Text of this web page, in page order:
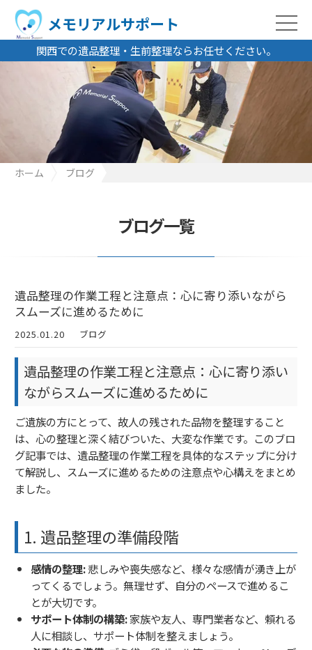
関西での遺品整理・生前整理ならお任せください。
メモリアルサポート
ホーム
ブログ
ブログ一覧
遺品整理の作業工程と注意点：心に寄り添いながら
スムーズに進めるために
2025.01.20 ブログ
遺品整理の作業工程と注意点：心に寄り添い
ながらスムーズに進めるために
ご遺族の方にとって、故人の残された品物を整理すること
は、心の整理と深く結びついた、大変な作業です。このブロ
グ記事では、遺品整理の作業工程を具体的なステップに分け
て解説し、スムーズに進めるための注意点や心構えをまとめ
ました。
1. 遺品整理の準備段階
感情の整理:悲しみや喪失感など、様々な感情が湧き上が
ってくるでしょう。無理せず、自分のペースで進めるこ
とが大切です。
サポート体制の構築:家族や友人、専門業者など、頼れる
人に相談し、サポート体制を整えましょう。